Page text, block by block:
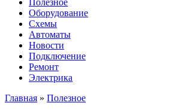
Полезное
Оборудование
Схемы
Автоматы
Новости
Подключение
Ремонт
Электрика
Главная » Полезное